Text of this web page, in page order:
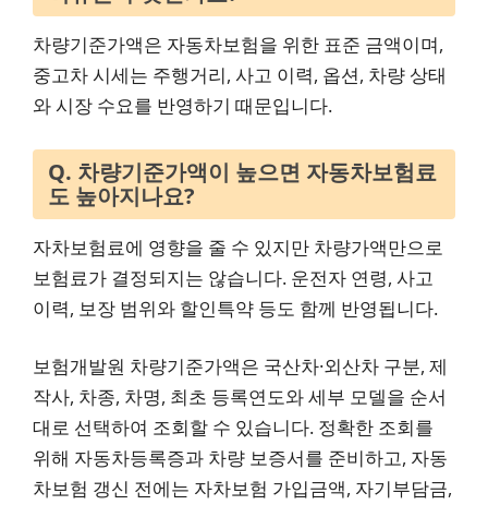
차량기준가액은 자동차보험을 위한 표준 금액이며,
중고차 시세는 주행거리, 사고 이력, 옵션, 차량 상태
와 시장 수요를 반영하기 때문입니다.
Q. 차량기준가액이 높으면 자동차보험료
도 높아지나요?
자차보험료에 영향을 줄 수 있지만 차량가액만으로
보험료가 결정되지는 않습니다. 운전자 연령, 사고
이력, 보장 범위와 할인특약 등도 함께 반영됩니다.
보험개발원 차량기준가액은 국산차·외산차 구분, 제
작사, 차종, 차명, 최초 등록연도와 세부 모델을 순서
대로 선택하여 조회할 수 있습니다. 정확한 조회를
위해 자동차등록증과 차량 보증서를 준비하고, 자동
차보험 갱신 전에는 자차보험 가입금액, 자기부담금,